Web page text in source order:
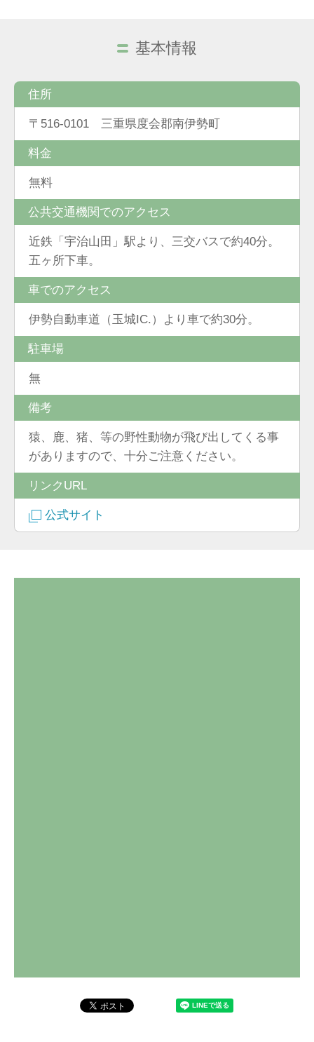
基本情報
住所
〒516-0101 三重県度会郡南伊勢町
料金
無料
公共交通機関でのアクセス
近鉄「宇治山田」駅より、三交バスで約40分。
五ヶ所下車。
車でのアクセス
伊勢自動車道（玉城IC.）より車で約30分。
駐車場
無
備考
猿、鹿、猪、等の野性動物が飛び出してくる事
がありますので、十分ご注意ください。
リンクURL
公式サイト